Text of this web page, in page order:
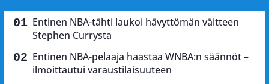
Entinen NBA-tähti laukoi hävyttömän väitteen
Stephen Currysta
Entinen NBA-pelaaja haastaa WNBA:n säännöt –
ilmoittautui varaustilaisuuteen